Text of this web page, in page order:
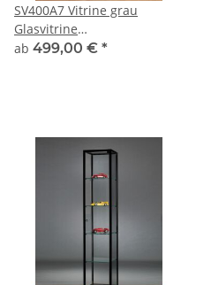
SV400A7 Vitrine grau
Glasvitrine
Ausstellungsvitrine
ab 499,00 € *